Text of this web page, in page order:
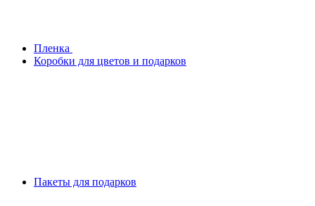
Плeнка
Коробки для цветов и подарков
Пакеты для подарков